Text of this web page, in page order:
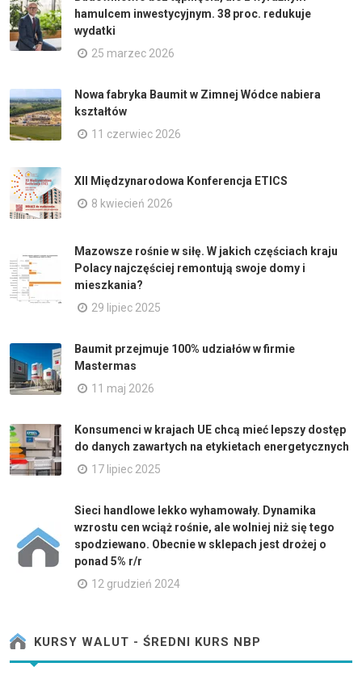
hamulcem inwestycyjnym. 38 proc. redukuje
wydatki
25 marzec 2026
Nowa fabryka Baumit w Zimnej Wódce nabiera
kształtów
11 czerwiec 2026
XII Międzynarodowa Konferencja ETICS
8 kwiecień 2026
Mazowsze rośnie w siłę. W jakich częściach kraju
Polacy najczęściej remontują swoje domy i
mieszkania?
29 lipiec 2025
Baumit przejmuje 100% udziałów w firmie
Mastermas
11 maj 2026
Konsumenci w krajach UE chcą mieć lepszy dostęp
do danych zawartych na etykietach energetycznych
17 lipiec 2025
Sieci handlowe lekko wyhamowały. Dynamika
wzrostu cen wciąż rośnie, ale wolniej niż się tego
spodziewano. Obecnie w sklepach jest drożej o
ponad 5% r/r
12 grudzień 2024
KURSY WALUT - ŚREDNI KURS NBP